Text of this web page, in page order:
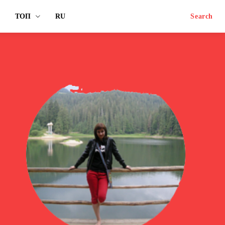
ТОП RU Search